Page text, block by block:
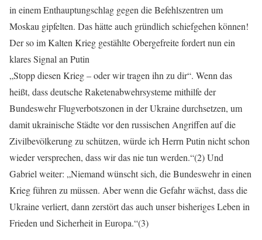
in einem Enthauptungschlag gegen die Befehlszentren um
Moskau gipfelten. Das hätte auch gründlich schiefgehen können!
Der so im Kalten Krieg gestählte Obergefreite fordert nun ein
klares Signal an Putin
„Stopp diesen Krieg – oder wir tragen ihn zu dir“. Wenn das
heißt, dass deutsche Raketenabwehrsysteme mithilfe der
Bundeswehr Flugverbotszonen in der Ukraine durchsetzen, um
damit ukrainische Städte vor den russischen Angriffen auf die
Zivilbevölkerung zu schützen, würde ich Herrn Putin nicht schon
wieder versprechen, dass wir das nie tun werden.“(2) Und
Gabriel weiter: „Niemand wünscht sich, die Bundeswehr in einen
Krieg führen zu müssen. Aber wenn die Gefahr wächst, dass die
Ukraine verliert, dann zerstört das auch unser bisheriges Leben in
Frieden und Sicherheit in Europa.“(3)